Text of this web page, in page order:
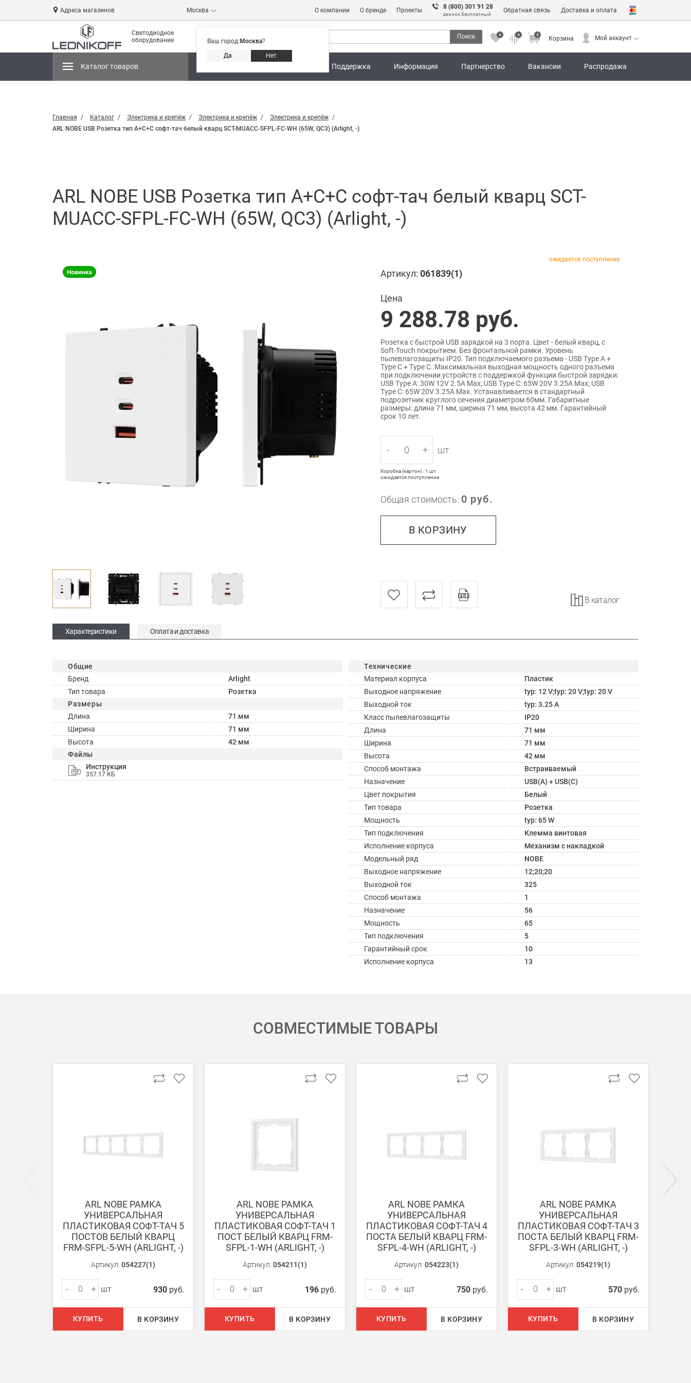
Адреса магазинов Москва
Ваш город Москва?
Да
Нет
О компании О бренде Проекты 8 (800) 301 91 28
звонок бесплатный
Обратная связь Доставка и оплата
Светодиодное
оборудование
Поиск 0 0 0
Корзина Мой аккаунт
Каталог товаров Поддержка Информация Партнерство Вакансии Распродажа
Адреса магазинов 8 (800) 301 91 28 Корзина Мой аккаунт
Главная Каталог Электрика и крепёж Электрика и крепёж
Электрика и крепёж
ARL NOBE USB Розетка тип А+С+С софт-тач белый кварц SCT-MUACC-SFPL-FC-WH (65W, QC3) (Arlight, -)
ARL NOBE USB Розетка тип А+С+С софт-тач белый кварц SCT-
MUACC-SFPL-FC-WH (65W, QC3) (Arlight, -)
ожидается поступление
Артикул: 061839(1)
Цена
9 288.78 руб.
Розетка с быстрой USB зарядкой на 3 порта. Цвет - белый кварц, с
Soft-Touch покрытием. Без фронтальной рамки. Уровень
пылевлагозащиты IP20. Тип подключаемого разъема - USB Type A +
Type C + Type C. Максимальная выходная мощность одного разъема
при подключении устройств с поддержкой функции быстрой зарядки:
USB Type A: 30W 12V 2.5A Max; USB Type C: 65W 20V 3.25A Max; USB
Type C: 65W 20V 3.25A Max. Устанавливается в стандартный
подрозетник круглого сечения диаметром 60мм. Габаритные
размеры: длина 71 мм, ширина 71 мм, высота 42 мм. Гарантийный
срок 10 лет.
- + шт
Коробка (картон) : 1 шт
ожидается поступление
Общая стоимость: 0 руб.
В КОРЗИНУ
В каталог
Характеристики Оплата и доставка
Общие
Бренд
Arlight
Тип товара
Розетка
Размеры
Длина
71 мм
Ширина
71 мм
Высота
42 мм
Файлы
Инструкция
357.17 КБ
Технические
Материал корпуса
Пластик
Выходное напряжение
typ: 12 V;typ: 20 V;typ: 20 V
Выходной ток
typ: 3.25 A
Класс пылевлагозащиты
IP20
Длина
71 мм
Ширина
71 мм
Высота
42 мм
Способ монтажа
Встраиваемый
Назначение
USB(A) + USB(C)
Цвет покрытия
Белый
Тип товара
Розетка
Мощность
typ: 65 W
Тип подключения
Клемма винтовая
Исполнение корпуса
Механизм с накладкой
Модельный ряд
NOBE
Выходное напряжение
12;20;20
Выходной ток
325
Способ монтажа
1
Назначение
56
Мощность
65
Тип подключения
5
Гарантийный срок
10
Исполнение корпуса
13
Безналичная оплата по счету
Вы можете оплатить заказ по выставленному счету в любом удобном Вам банке.
После получения оплаты счета с Вами свяжется менеджер для уточнения даты доставки. Обратите внимание, что деньги поступают на наш счет в течении 3-5 дней.
Доставка:
Самовывоз
Вы можете самостоятельно забрать заказ в одном из нашихмагазинов
В Москве (внутри МКАД)
БЕСПЛАТНАЯ доставка при сумме заказа от 7000 руб.
При заказе менее 7000 руб. стоимость доставки 750 руб.
СОВМЕСТИМЫЕ ТОВАРЫ
ARL NOBE РАМКА
УНИВЕРСАЛЬНАЯ
ПЛАСТИКОВАЯ СОФТ-ТАЧ 5
ПОСТОВ БЕЛЫЙ КВАРЦ
FRM-SFPL-5-WH (ARLIGHT, -)
Артикул: 054227(1)
- + шт 930 руб.
КУПИТЬ В КОРЗИНУ
ARL NOBE РАМКА
УНИВЕРСАЛЬНАЯ
ПЛАСТИКОВАЯ СОФТ-ТАЧ 1
ПОСТ БЕЛЫЙ КВАРЦ FRM-
SFPL-1-WH (ARLIGHT, -)
Артикул: 054211(1)
- + шт 196 руб.
КУПИТЬ В КОРЗИНУ
ARL NOBE РАМКА
УНИВЕРСАЛЬНАЯ
ПЛАСТИКОВАЯ СОФТ-ТАЧ 4
ПОСТА БЕЛЫЙ КВАРЦ FRM-
SFPL-4-WH (ARLIGHT, -)
Артикул: 054223(1)
- + шт 750 руб.
КУПИТЬ В КОРЗИНУ
ARL NOBE РАМКА
УНИВЕРСАЛЬНАЯ
ПЛАСТИКОВАЯ СОФТ-ТАЧ 3
ПОСТА БЕЛЫЙ КВАРЦ FRM-
SFPL-3-WH (ARLIGHT, -)
Артикул: 054219(1)
- + шт 570 руб.
КУПИТЬ В КОРЗИНУ